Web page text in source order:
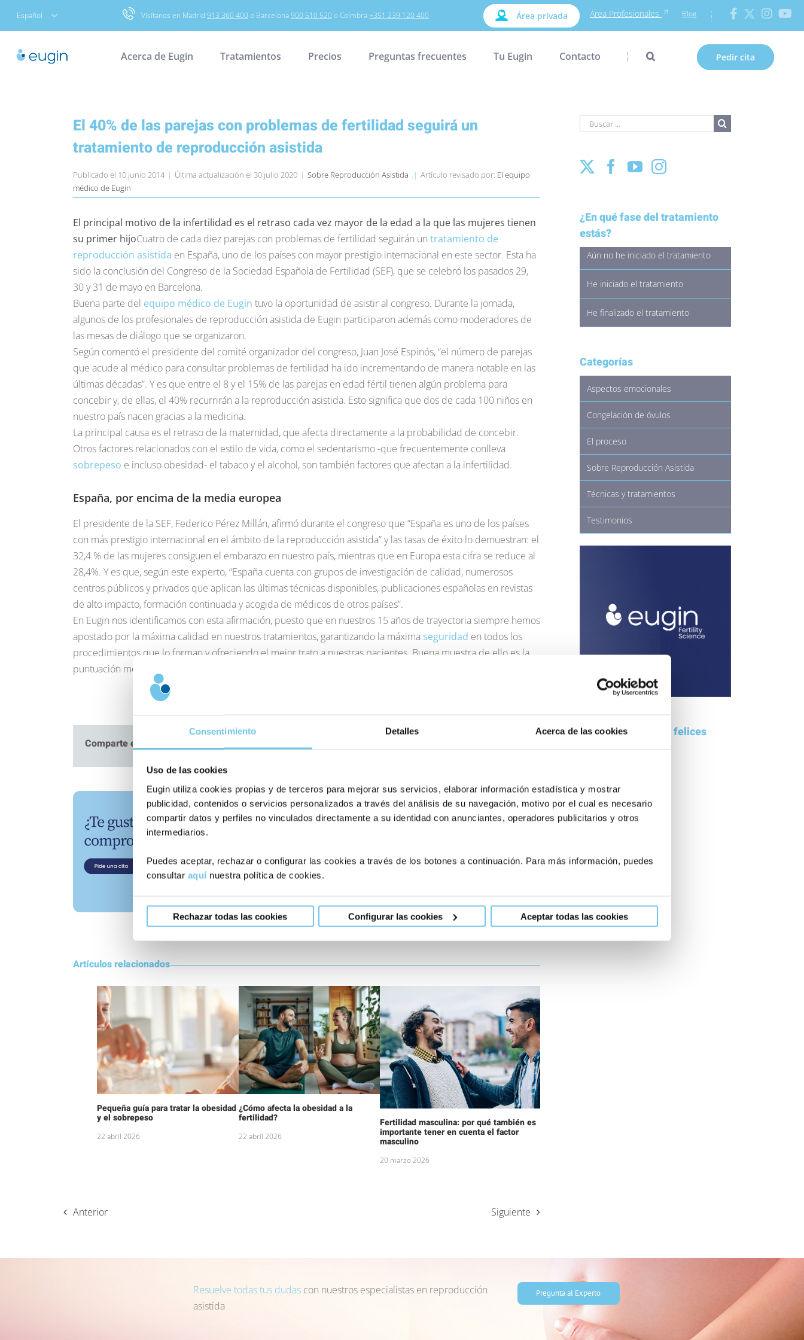
Consentimiento Detalles Acerca de las cookies
Uso de las cookies
Eugin utiliza cookies propias y de terceros para mejorar sus servicios, elaborar información estadística y mostrar
publicidad, contenidos o servicios personalizados a través del análisis de su navegación, motivo por el cual es necesario
compartir datos y perfiles no vinculados directamente a su identidad con anunciantes, operadores publicitarios y otros
intermediarios.
Puedes aceptar, rechazar o configurar las cookies a través de los botones a continuación. Para más información, puedes
consultar aquínuestra política de cookies.
Rechazar todas las cookies Configurar las cookies Aceptar todas las cookies
Español Visítanos en Madrid 913 360 400 o Barcelona900 510 520 o Coímbra+351 239 120 400 Área privada Área Profesionales Blog
Acerca de Eugin Tratamientos Precios Preguntas frecuentes Tu Eugin Contacto Pedir cita
El 40% de las parejas con problemas de fertilidad seguirá un
tratamiento de reproducción asistida
Publicado el 10 junio 2014 | Última actualización el 30 julio 2020 | Sobre Reproducción Asistida .| Artículo revisado por: El equipo
médico de Eugin
El principal motivo de la infertilidad es el retraso cada vez mayor de la edad a la que las mujeres tienen
su primer hijoCuatro de cada diez parejas con problemas de fertilidad seguirán un tratamiento de
reproducción asistida en España, uno de los países con mayor prestigio internacional en este sector. Esta ha
sido la conclusión del Congreso de la Sociedad Española de Fertilidad (SEF), que se celebró los pasados 29,
30 y 31 de mayo en Barcelona.
Buena parte del equipo médico de Eugin tuvo la oportunidad de asistir al congreso. Durante la jornada,
algunos de los profesionales de reproducción asistida de Eugin participaron además como moderadores de
las mesas de diálogo que se organizaron.
Según comentó el presidente del comité organizador del congreso, Juan José Espinós, “el número de parejas
que acude al médico para consultar problemas de fertilidad ha ido incrementando de manera notable en las
últimas décadas”. Y es que entre el 8 y el 15% de las parejas en edad fértil tienen algún problema para
concebir y, de ellas, el 40% recurrirán a la reproducción asistida. Esto significa que dos de cada 100 niños en
nuestro país nacen gracias a la medicina.
La principal causa es el retraso de la maternidad, que afecta directamente a la probabilidad de concebir.
Otros factores relacionados con el estilo de vida, como el sedentarismo -que frecuentemente conlleva
sobrepeso e incluso obesidad- el tabaco y el alcohol, son también factores que afectan a la infertilidad.
España, por encima de la media europea
El presidente de la SEF, Federico Pérez Millán, afirmó durante el congreso que “España es uno de los países
con más prestigio internacional en el ámbito de la reproducción asistida” y las tasas de éxito lo demuestran: el
32,4 % de las mujeres consiguen el embarazo en nuestro país, mientras que en Europa esta cifra se reduce al
28,4%. Y es que, según este experto, “España cuenta con grupos de investigación de calidad, numerosos
centros públicos y privados que aplican las últimas técnicas disponibles, publicaciones españolas en revistas
de alto impacto, formación continuada y acogida de médicos de otros países”.
En Eugin nos identificamos con esta afirmación, puesto que en nuestros 15 años de trayectoria siempre hemos
apostado por la máxima calidad en nuestros tratamientos, garantizando la máxima seguridad en todos los
procedimientos que lo forman y ofreciendo el mejor trato a nuestras pacientes. Buena muestra de ello es la
puntuación media que recibimos por nuestras pacientes, que nos valoran con un 9.4 sobre 10.
Comparte este artículo
Artículos relacionados
Pequeña guía para tratar la obesidad
y el sobrepeso
22 abril 2026
¿Cómo afecta la obesidad a la
fertilidad?
22 abril 2026
Fertilidad masculina: por qué también es
importante tener en cuenta el factor
masculino
20 marzo 2026
Anterior Siguiente
Buscar
¿En qué fase del tratamiento
estás?
Aún no he iniciado el tratamiento
He iniciado el tratamiento
He finalizado el tratamiento
Categorías
Aspectos emocionales
Congelación de óvulos
El proceso
Sobre Reproducción Asistida
Técnicas y tratamientos
Testimonios
Mamás felices con felices
Estamos muy contentos con la
Clínica Eugin. No dudaremos en
recomendaros a todas aquellas
las personas que nos han atendido
Sandra
Resuelve todas tus dudas con nuestros especialistas en reproducción
asistida
Pregunta al Experto